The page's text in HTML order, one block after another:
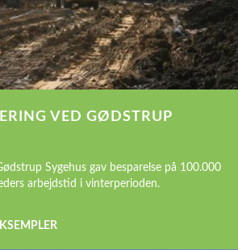
VED GØDSTRUP
Sygehus gav besparelse på 100.000
arbejdstid i vinterperioden.